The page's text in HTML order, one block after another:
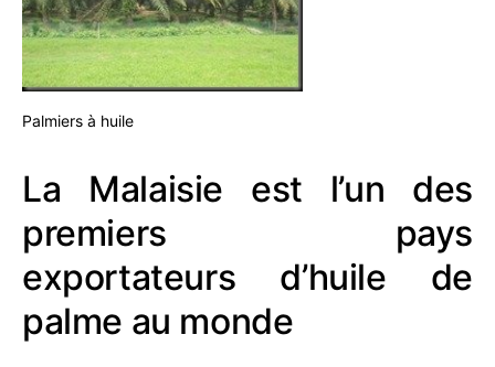
Palmiers à huile
La Malaisie est l’un des
premiers pays
exportateurs d’huile de
palme au monde